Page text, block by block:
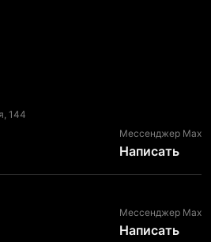
144
Мессенджер Max
Написать
Мессенджер Max
Написать